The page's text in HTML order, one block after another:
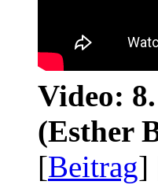
Video:
(Esther
[Beitrag]